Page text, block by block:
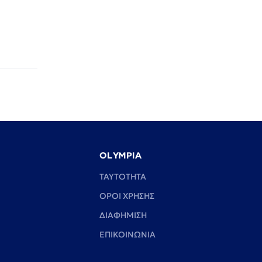
OLYMPIA
TAYTOTHTA
ΟΡΟΙ ΧΡΗΣΗΣ
ΔΙΑΦΗΜΙΣΗ
ΕΠΙΚΟΙΝΩΝΙΑ